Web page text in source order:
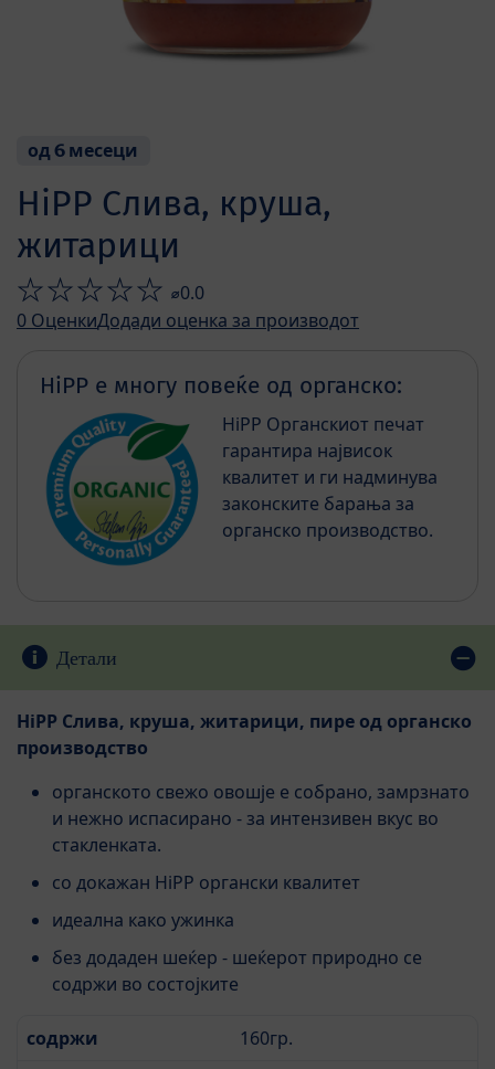
од 6 месеци
HiPP Слива, круша,
житарици
⌀0.0
0 ОценкиДодади оценка за производот
HiPP е многу повеќе од органско:
HiPP Органскиот печат
гарантира највисок
квалитет и ги надминува
законските барања за
органско производство.
Детали
HiPP Слива, круша, житарици, пире од органско
производство
органскoто свежо овошје e собранo, замрзнатo
и нежно испасиранo - за интензивен вкус во
стакленката.
со докажан HiPP органски квалитет
идеална како ужинка
без додаден шеќер - шеќерот природно се
содржи во состојките
содржи
160гр.